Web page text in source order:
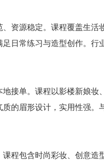
资源稳定。课程覆盖生活
日常练习与造型创作。行
接单。课程以影楼新娘妆
的眉形设计，实用性强。
程包含时尚彩妆、创意造